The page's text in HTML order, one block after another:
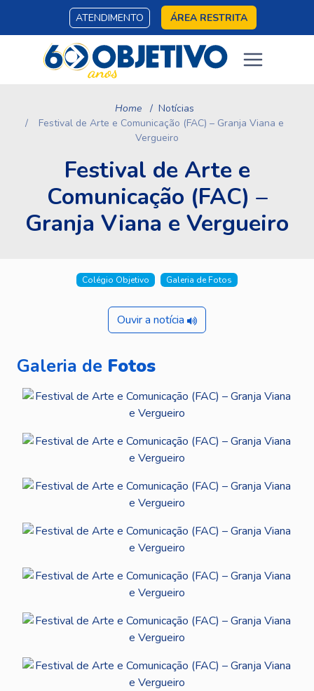
ATENDIMENTO ÁREA RESTRITA
Home
Notícias
Festival de Arte e Comunicação (FAC) – Granja Viana e
Vergueiro
Festival de Arte e
Comunicação (FAC) –
Granja Viana e Vergueiro
Colégio Objetivo Galeria de Fotos
Ouvir a notícia
Galeria de Fotos